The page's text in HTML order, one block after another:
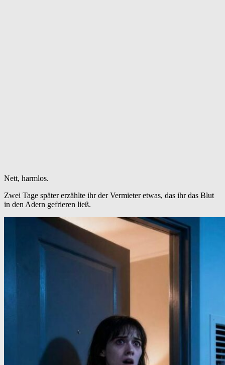
Nett, harmlos.
Zwei Tage später erzählte ihr der Vermieter etwas, das ihr das Blut
in den Adern gefrieren ließ.